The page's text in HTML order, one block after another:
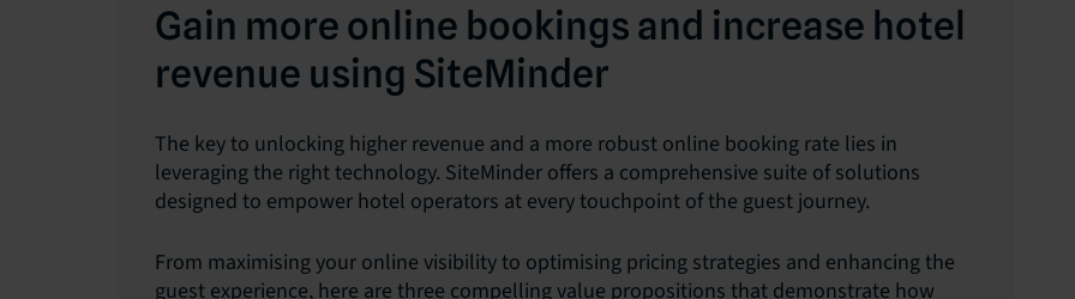
Gain more online bookings and increase hotel
revenue using SiteMinder
The key to unlocking higher revenue and a more robust online booking rate lies in
leveraging the right technology. SiteMinder offers a comprehensive suite of solutions
designed to empower hotel operators at every touchpoint of the guest journey.
From maximising your online visibility to optimising pricing strategies and enhancing the
guest experience, here are three compelling value propositions that demonstrate how